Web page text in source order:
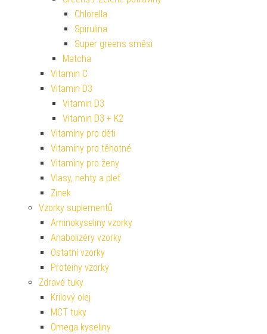
Chlorella
Spirulina
Super greens směsi
Matcha
Vitamin C
Vitamin D3
Vitamin D3
Vitamin D3 + K2
Vitamíny pro děti
Vitamíny pro těhotné
Vitamíny pro ženy
Vlasy, nehty a pleť
Zinek
Vzorky suplementů
Aminokyseliny vzorky
Anabolizéry vzorky
Ostatní vzorky
Proteiny vzorky
Zdravé tuky
Krilový olej
MCT tuky
Omega kyseliny